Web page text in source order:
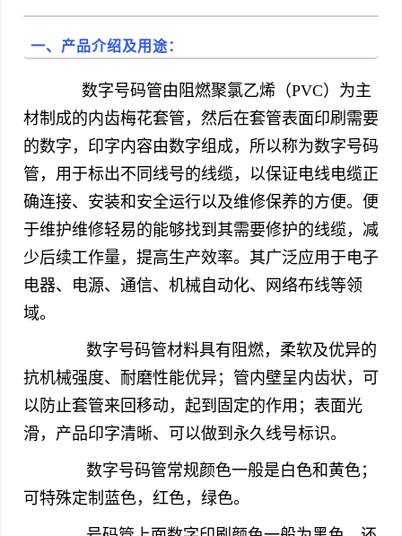
一、产品介绍及用途：
数字号码管由阻燃聚氯乙烯（PVC）为主
材制成的内齿梅花套管，然后在套管表面印刷需要
的数字，印字内容由数字组成，所以称为数字号码
管，用于标出不同线号的线缆，以保证电线电缆正
确连接、安装和安全运行以及维修保养的方便。便
于维护维修轻易的能够找到其需要修护的线缆，减
少后续工作量，提高生产效率。其广泛应用于电子
电器、电源、通信、机械自动化、网络布线等领
域。
数字号码管材料具有阻燃，柔软及优异的
抗机械强度、耐磨性能优异；管内壁呈内齿状，可
以防止套管来回移动，起到固定的作用；表面光
滑，产品印字清晰、可以做到永久线号标识。
数字号码管常规颜色一般是白色和黄色；
可特殊定制蓝色，红色，绿色。